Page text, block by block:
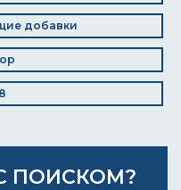
добавки
ПОИСКОМ?